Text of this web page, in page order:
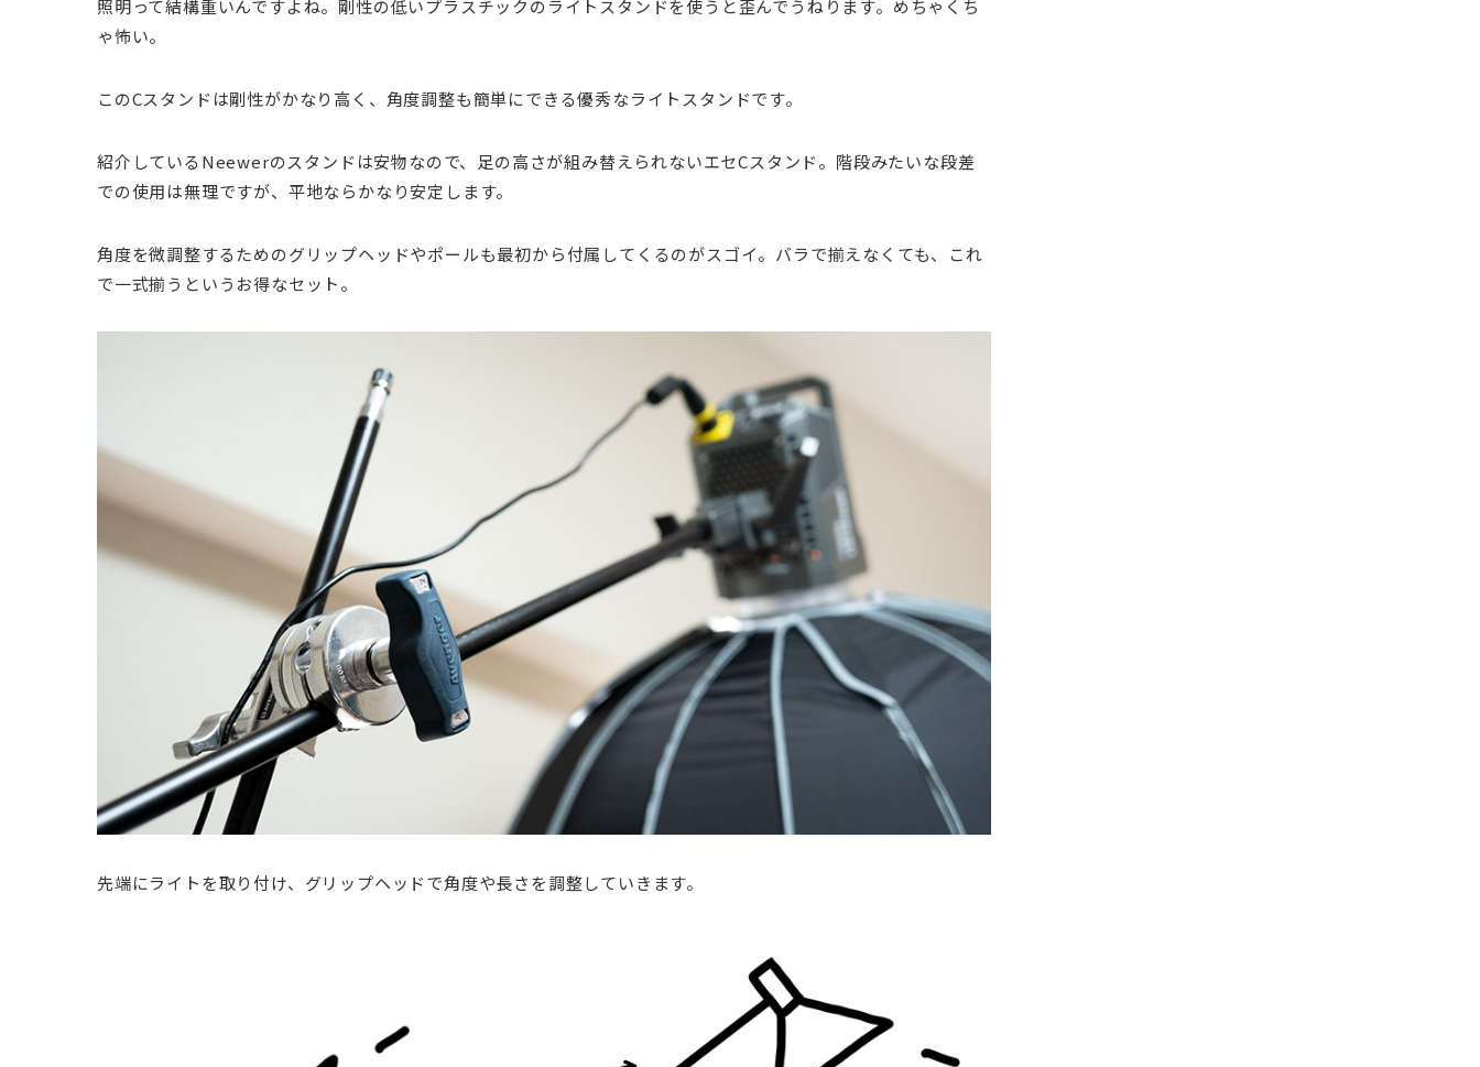
照明って結構重いんですよね。剛性の低いプラスチックのライトスタンドを使うと歪んでうねります。めちゃくち
ゃ怖い。
このCスタンドは剛性がかなり高く、角度調整も簡単にできる優秀なライトスタンドです。
紹介しているNeewerのスタンドは安物なので、足の高さが組み替えられないエセCスタンド。階段みたいな段差
での使用は無理ですが、平地ならかなり安定します。
角度を微調整するためのグリップヘッドやポールも最初から付属してくるのがスゴイ。バラで揃えなくても、これ
で一式揃うというお得なセット。
先端にライトを取り付け、グリップヘッドで角度や長さを調整していきます。